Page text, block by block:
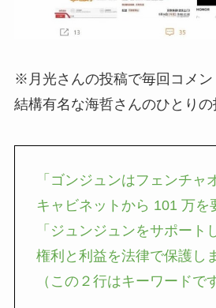
※月光さんの投稿で毎回コメ
結構有名な海哲さんのひとり
「ゴンジュンはフェンチャ
キャビネットから 101 万を
「ジュンジュンをサポート
権利と利益を法律で保護し
（この２行はキーワードで